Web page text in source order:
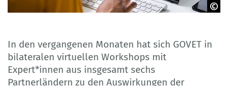
In den vergangenen Monaten hat sich GOVET in
bilateralen virtuellen Workshops mit
Expert*innen aus insgesamt sechs
Partnerländern zu den Auswirkungen der